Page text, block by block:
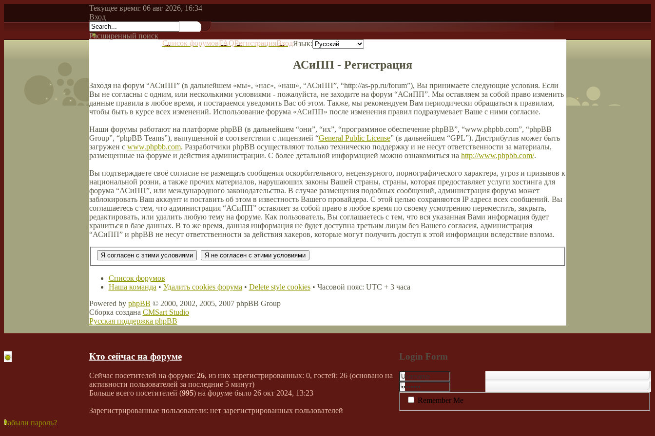
Текущее время: 06 авг 2026, 16:34
Вход
Расширенный поиск
Список форумовFAQРегистрацияВходЯзык:
АСиПП - Регистрация
Заходя на форум “АСиПП” (в дальнейшем «мы», «нас», «наш», “АСиПП”, “http://as-pp.ru/forum”), Вы принимаете следующие условия. Если
Вы не согласны с одним, или несколькими условиями - пожалуйста, не заходите на форум “АСиПП”. Мы оставляем за собой право изменить
данные правила в любое время, и постараемся уведомить Вас об этом. Также, мы рекомендуем Вам периодически обращаться к правилам,
чтобы быть в курсе всех изменений. Использование форума «АСиПП» после изменения правил подразумевает Ваше с ними согласие.
Наши форумы работают на платформе phpBB (в дальнейшем “они”, “их”, “программное обеспечение phpBB”, “www.phpbb.com”, “phpBB
Group”, “phpBB Teams”), выпущенной в соответствии с лицензией “General Public License” (в дальнейшем “GPL”). Дистрибутив может быть
загружен с www.phpbb.com. Разработчики phpBB осуществляют только техническю поддержку и не несут ответственности за материалы,
размещенные на форуме и действия администрации. С более детальной информацией можно ознакомиться на http://www.phpbb.com/.
Вы подтверждаете своё согласие не размещать сообщения оскорбительного, нецензурного, порнографического характера, угроз и призывов к
национальной розни, а также прочих материалов, нарушаюших законы Вашей страны, страны, которая предоставляет услуги хостинга для
форума “АСиПП”, или международного законодательства. В случае размещения подобных сообщений, администрация форума может
заблокировать Ваш аккаунт и поставить об этом в известность Вашего провайдера. С этой целью сохраняются IP адреса всех сообщений. Вы
соглашаетесь с тем, что администрация “АСиПП” оставляет за собой право в любое время по своему усмотрению переместить, закрыть,
редактировать, или удалить любую тему на форуме. Как пользователь, Вы соглашаетесь с тем, что вся указанная Вами информация будет
храниться в базе данных. В то же время, данная информация не будет доступна третьим лицам без Вашего согласия, администрация
“АСиПП” и phpBB не несут ответственности за действия хакеров, которые могут получить доступ к этой информации вследствие взлома.
Список форумов
Наша команда• Удалить cookies форума• Delete style cookies• Часовой пояс: UTC + 3 часа
Powered by phpBB © 2000, 2002, 2005, 2007 phpBB Group
Сборка создана CMSart Studio
Русская поддержка phpBB
Кто сейчас на форуме
Сейчас посетителей на форуме: 26, из них зарегистрированных: 0, гостей: 26 (основано на
активности пользователей за последние 5 минут)
Больше всего посетителей (995) на форуме было 26 окт 2024, 13:23
Зарегистрированные пользователи: нет зарегистрированных пользователей
Login Form
Remember Me
Забыли пароль?